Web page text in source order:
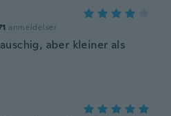
anmeldelser
aber kleiner als